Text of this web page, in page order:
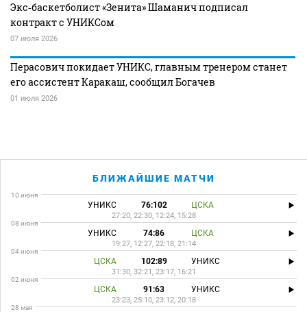
Экс‑баскетболист «Зенита» Шаманич подписал
контракт с УНИКСом
07 июля 2026
Перасович покидает УНИКС, главным тренером станет
его ассистент Каракаш, сообщил Богачев
01 июля 2026
БЛИЖАЙШИЕ МАТЧИ
10 июня
УНИКС 76:102 ЦСКА
27:20, 22:30, 12:24, 15:28
08 июня
УНИКС 74:86 ЦСКА
19:27, 12:27, 22:18, 21:14
04 июня
ЦСКА 102:89 УНИКС
31:30, 32:21, 23:17, 16:21
02 июня
ЦСКА 91:63 УНИКС
23:23, 25:10, 23:12, 20:18
28 мая